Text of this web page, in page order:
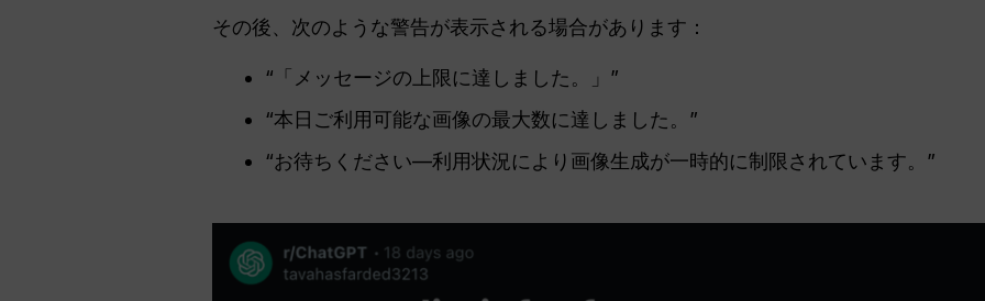
その後、次のような警告が表示される場合があります：
“「メッセージの上限に達しました。」”
“本日ご利用可能な画像の最大数に達しました。”
“お待ちください—利用状況により画像生成が一時的に制限されています。”